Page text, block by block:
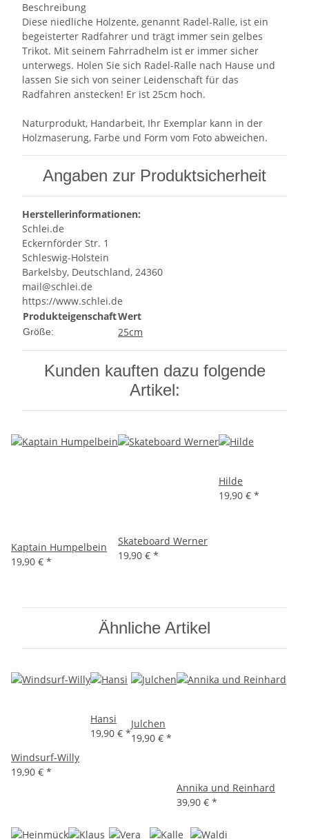
Beschreibung
Diese niedliche Holzente, genannt Radel-Ralle, ist ein
begeisterter Radfahrer und trägt immer sein gelbes
Trikot. Mit seinem Fahrradhelm ist er immer sicher
unterwegs. Holen Sie sich Radel-Ralle nach Hause und
lassen Sie sich von seiner Leidenschaft für das
Radfahren anstecken! Er ist 25cm hoch.
Naturprodukt, Handarbeit, Ihr Exemplar kann in der
Holzmaserung, Farbe und Form vom Foto abweichen.
Angaben zur Produktsicherheit
Herstellerinformationen:
Schlei.de
Eckernförder Str. 1
Schleswig-Holstein
Barkelsby, Deutschland, 24360
mail@schlei.de
https://www.schlei.de
ProdukteigenschaftWert
Größe: 25cm
Kunden kauften dazu folgende
Artikel:
Kaptain Humpelbein
19,90 € *
Skateboard Werner
19,90 € *
Hilde
19,90 € *
Ähnliche Artikel
Windsurf-Willy
19,90 € *
Hansi
19,90 € *
Julchen
19,90 € *
Annika und Reinhard
39,90 € *